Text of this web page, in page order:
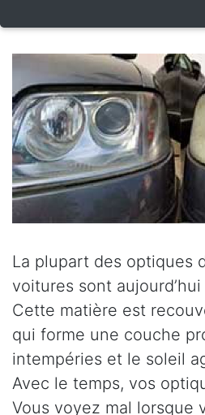
La plupart des optiques
voitures sont
Cette matière est
qui forme une couche
intempéries et le soleil
Avec le temps, vos
Vous voyez mal lorsque